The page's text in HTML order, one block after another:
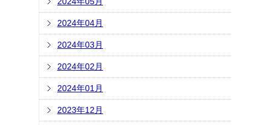
2024年04月
2024年03月
2024年02月
2024年01月
2023年12月